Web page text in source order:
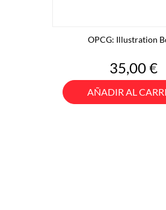
OPCG: Illustration
Precio
35,00 €
AÑADIR AL